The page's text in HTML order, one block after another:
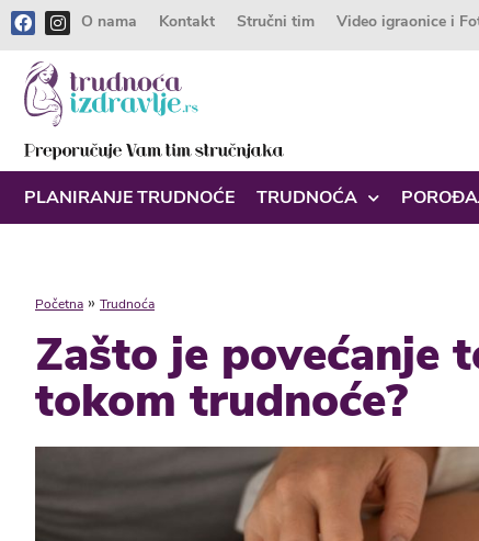
O nama Kontakt Stručni tim Video igraonice i
PLANIRANJE TRUDNOĆE TRUDNOĆA
Početna » Trudnoća
Zašto je povećanje
tokom trudnoće?